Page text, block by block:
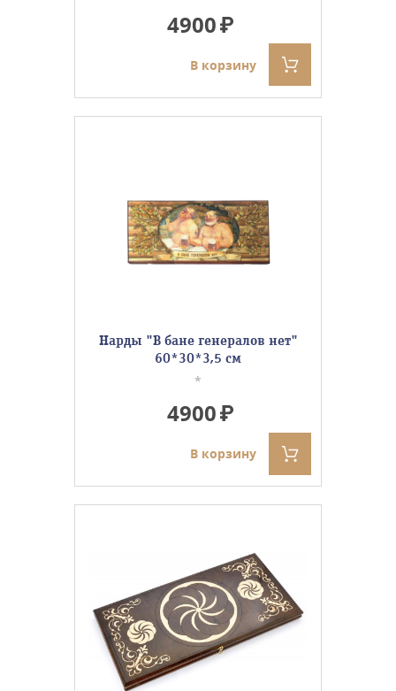
4900
В корзину
Нарды "В бане генералов нет"
60*30*3,5 см
*
4900
В корзину